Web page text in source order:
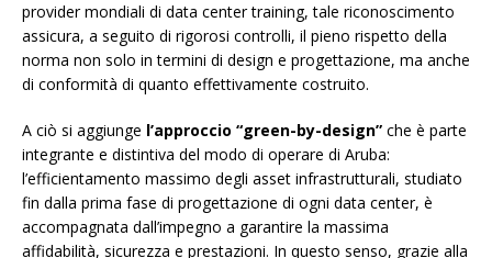
provider mondiali di data center training, tale riconoscimento
assicura, a seguito di rigorosi controlli, il pieno rispetto della
norma non solo in termini di design e progettazione, ma anche
di conformità di quanto effettivamente costruito.
A ciò si aggiunge l’approccio “green-by-design” che è parte
integrante e distintiva del modo di operare di Aruba:
l’efficientamento massimo degli asset infrastrutturali, studiato
fin dalla prima fase di progettazione di ogni data center, è
accompagnata dall’impegno a garantire la massima
affidabilità, sicurezza e prestazioni. In questo senso, grazie alla